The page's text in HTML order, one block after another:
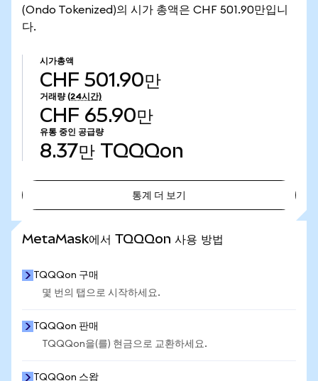
(Ondo Tokenized)의 시가 총액은 CHF 501.90만입니
다.
시가총액
CHF 501.90만
거래량 (24시간)
CHF 65.90만
유통 중인 공급량
8.37만 TQQQon
통계 더 보기
MetaMask에서 TQQQon 사용 방법
TQQQon 구매
몇 번의 탭으로 시작하세요.
TQQQon 판매
TQQQon을(를) 현금으로 교환하세요.
TQQQon 스왑